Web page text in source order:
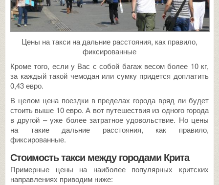
Цены на такси на дальние расстояния, как правило,
фиксированные
Кроме того, если у Вас с собой багаж весом более 10 кг,
за каждый такой чемодан или сумку придется доплатить
0,43 евро.
В целом цена поездки в пределах города вряд ли будет
стоить выше 10 евро. А вот путешествия из одного города
в другой – уже более затратное удовольствие. Но цены
на такие дальние расстояния, как правило,
фиксированные.
Стоимость такси между городами Крита
Примерные цены на наиболее популярных критских
направлениях приводим ниже: